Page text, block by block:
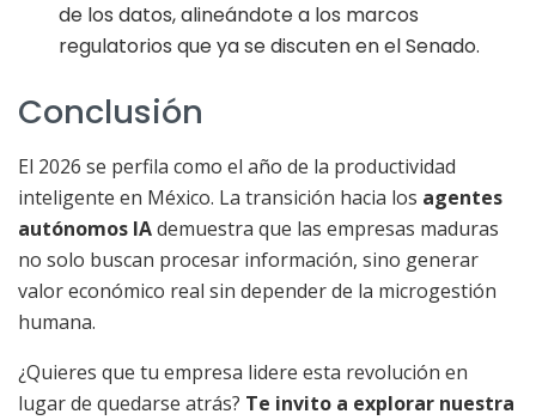
de los datos, alineándote a los marcos
regulatorios que ya se discuten en el Senado.
Conclusión
El 2026 se perfila como el año de la productividad
inteligente en México. La transición hacia los agentes
autónomos IAdemuestra que las empresas maduras
no solo buscan procesar información, sino generar
valor económico real sin depender de la microgestión
humana.
¿Quieres que tu empresa lidere esta revolución en
lugar de quedarse atrás? Te invito a explorar nuestra